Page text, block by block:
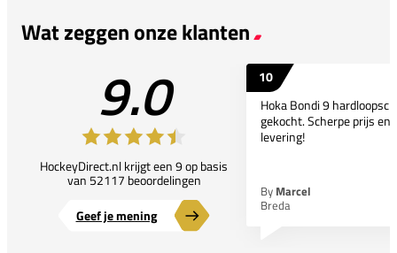
Wat zeggen onze klanten
9.0
HockeyDirect.nl krijgt een 9 op basis
van 52117 beoordelingen
Geef je mening
10
Hoka Bondi 9
gekocht. Scherpe prijs en
levering!
By Marcel
Breda